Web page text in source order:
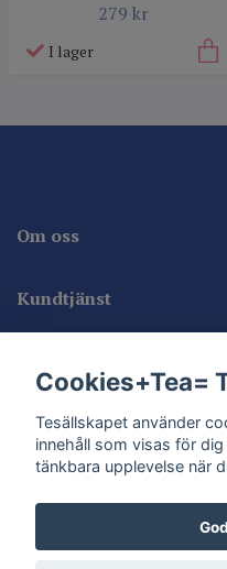
279 kr
I lager
Om oss
Kundtjänst
Sociala medier
Cookies+Tea=
Tesällskapet använder
innehåll som visas för
tänkbara upplevelse när